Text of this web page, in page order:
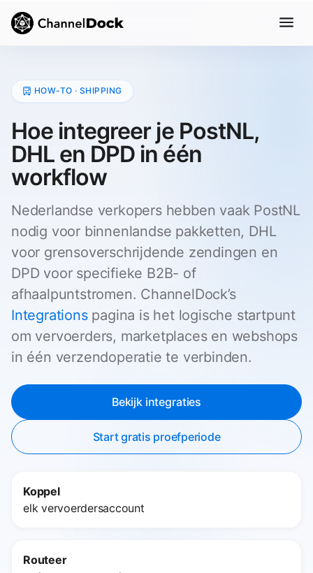
HOW-TO · SHIPPING
Hoe integreer je PostNL,
DHL en DPD in één
workflow
Nederlandse verkopers hebben vaak PostNL
nodig voor binnenlandse pakketten, DHL
voor grensoverschrijdende zendingen en
DPD voor specifieke B2B- of
afhaalpuntstromen. ChannelDock’s
Integrationspagina is het logische startpunt
om vervoerders, marketplaces en webshops
in één verzendoperatie te verbinden.
Bekijk integraties
Start gratis proefperiode
Koppel
elk vervoerdersaccount
Routeer